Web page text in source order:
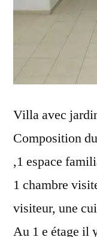
Villa avec
Composition
,1 espace
1 chambre
visiteur, une
Au 1 e étage il